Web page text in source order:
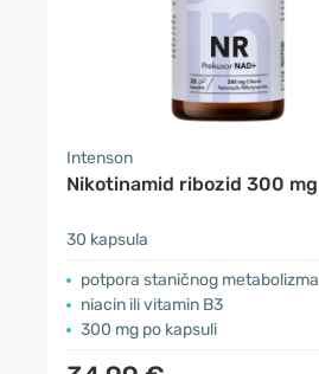
Intenson
Nikotinamid ribozid 300 mg
30 kapsula
potpora staničnog metabolizma
niacin ili vitamin B3
300 mg po kapsuli